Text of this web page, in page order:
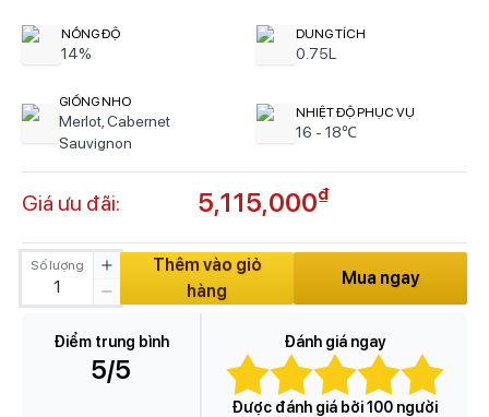
NỒNG ĐỘ
14%
GIỐNG NHO
Merlot, Cabernet
Sauvignon
DUNG TÍCH
0.75L
NHIỆT ĐỘ PHỤC VỤ
16 - 18℃
Giá ưu đãi: 5,115,000₫
Số lượng
Thêm vào giỏ
hàng
Mua ngay
Điểm trung bình
5/5
Đánh giá ngay
Được đánh giá bởi 100 người